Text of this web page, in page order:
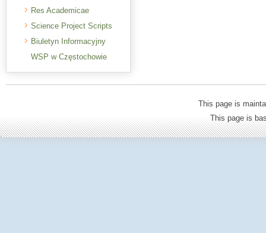
Res Academicae
Science Project Scripts
Biuletyn Informacyjny
WSP w Częstochowie
This page is
This page is